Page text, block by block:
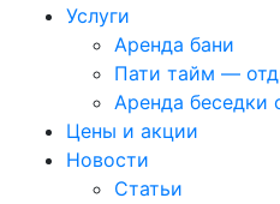
Услуги
Аренда бани
Пати тайм —
Аренда беседки
Цены и акции
Новости
Статьи